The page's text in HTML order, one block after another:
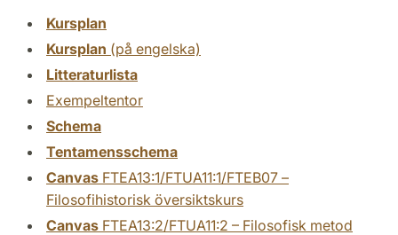
Kursplan
Kursplan (på engelska)
Litteraturlista
Exempeltentor
Schema
Tentamensschema
Canvas FTEA13:1/FTUA11:1/FTEB07 –
Filosofihistorisk översiktskurs
Canvas FTEA13:2/FTUA11:2 – Filosofisk metod